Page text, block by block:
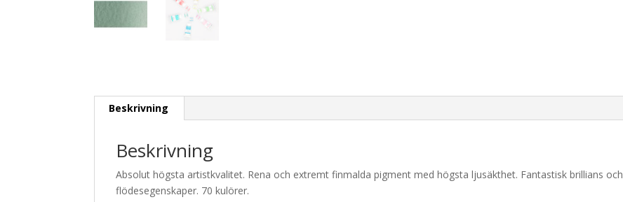
Beskrivning
Beskrivning
Absolut högsta artistkvalitet. Rena och extremt finmalda pigment med högsta ljusäkthet. Fantastisk brillians och
flödesegenskaper. 70 kulörer.